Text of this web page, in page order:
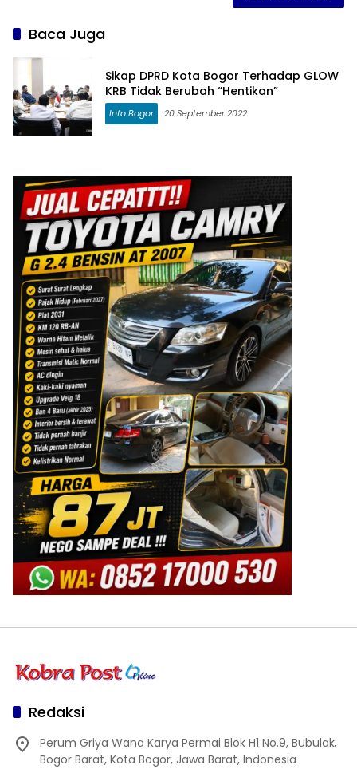
Baca Juga
Sikap DPRD Kota Bogor Terhadap GLOW
KRB Tidak Berubah “Hentikan”
Info Bogor 20 September 2022
Redaksi
Perum Griya Wana Karya Permai Blok H1 No.9, Bubulak,
Bogor Barat, Kota Bogor, Jawa Barat, Indonesia